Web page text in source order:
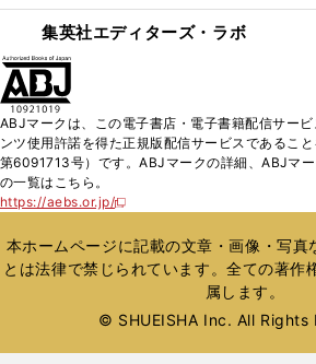
集英社エディターズ・ラボ
ABJマークは、この電子書店・電子書籍配信サー
ンツ使用許諾を得た正規版配信サービスであるこ
第6091713号）です。ABJマークの詳細、ABJマ
の一覧はこちら。
https://aebs.or.jp/
新
い
ウ
ィ
ウ
本ホームページに記載の文章・画像・写真
とは法律で禁じられています。全ての著作
属します。
© SHUEISHA Inc. All Rights